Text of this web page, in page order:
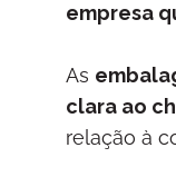
empresa
As
clara ao
relação à